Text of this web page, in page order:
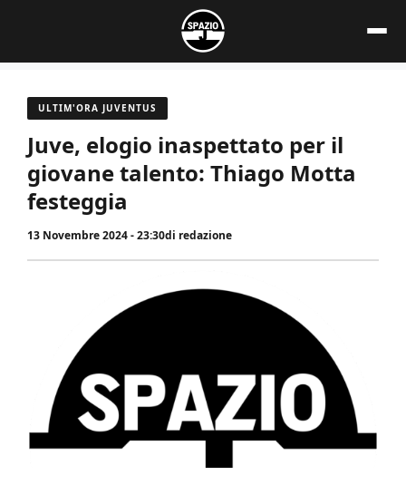
contenuto
ULTIM'ORA JUVENTUS
Juve, elogio inaspettato per il
giovane talento: Thiago Motta
festeggia
13 Novembre 2024 - 23:30di redazione